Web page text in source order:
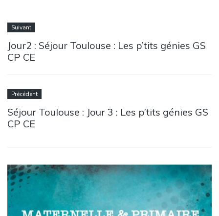
Suivant
Jour2 : Séjour Toulouse : Les p’tits génies GS
CP CE
Précédent
Séjour Toulouse : Jour 3 : Les p’tits génies GS
CP CE